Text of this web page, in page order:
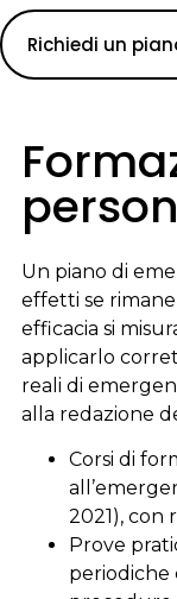
Richiedi un
Un piano di
effetti se
efficacia si
applicarlo
reali di
alla redazione
Corsi di
2021), con
Prove
periodiche